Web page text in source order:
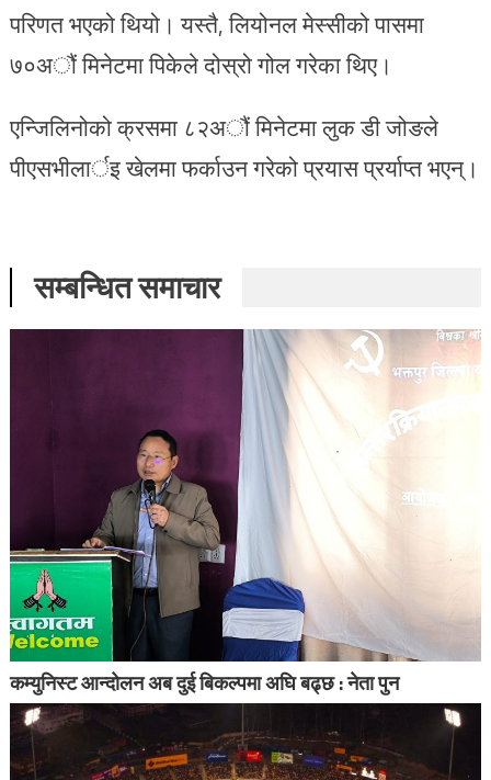
परिणत भएको थियो। यस्तै, लियोनल मेस्सीको पासमा
७०अौं मिनेटमा पिकेले दोस्रो गोल गरेका थिए।
एन्जिलिनोको क्रसमा ८२अौं मिनेटमा लुक डी जोङले
पीएसभीलार्इ खेलमा फर्काउन गरेको प्रयास प्रर्याप्त भएन्।
सम्बन्धित समाचार
कम्युनिस्ट आन्दोलन अब दुई बिकल्पमा अघि बढ्छ : नेता पुन